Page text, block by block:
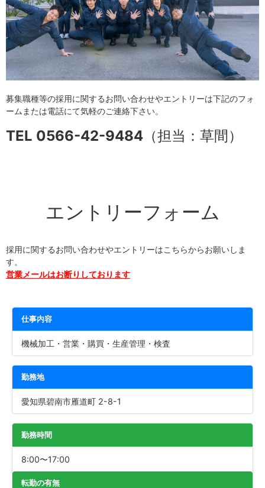
募集職種等の採用に関するお問い合わせやエントリーは下記のフォ
ームまたは電話にて気軽のご連絡下さい。
TEL 0566-42-9484 （担当：草間）
エントリーフォーム
採用に関するお問い合わせやエントリーはこちらからお願いしま
す。
営業メールはお断りしております
仕事内容
機械加工・営業・購買・生産管理・検査
勤務地
愛知県碧南市雁道町 2-8-1
勤務時間
8:00〜17:00
転勤の有無